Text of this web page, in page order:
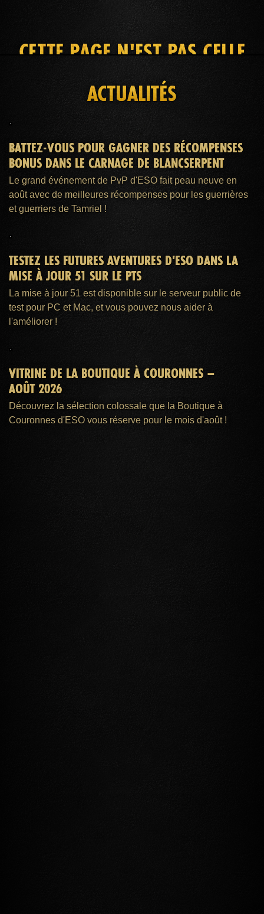
CETTE PAGE N'EST PAS CELLE
QUE VOUS RECHERCHEZ
ADHÉSION ESO PLUS™
ACTUALITÉS
BATTEZ-VOUS POUR GAGNER DES RÉCOMPENSES
BONUS DANS LE CARNAGE DE BLANCSERPENT
Le grand événement de PvP d'ESO fait peau neuve en
août avec de meilleures récompenses pour les guerrières
et guerriers de Tamriel !
TESTEZ LES FUTURES AVENTURES D'ESO DANS LA
MISE À JOUR 51 SUR LE PTS
La mise à jour 51 est disponible sur le serveur public de
test pour PC et Mac, et vous pouvez nous aider à
l'améliorer !
VITRINE DE LA BOUTIQUE À COURONNES –
AOÛT 2026
Découvrez la sélection colossale que la Boutique à
Couronnes d'ESO vous réserve pour le mois d'août !